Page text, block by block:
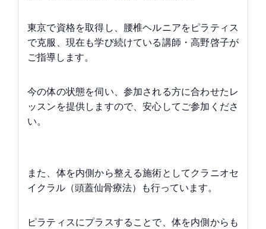
東京で資格を取得し、腰椎ヘルニアをピラティス
で克服、現在も学び続けている講師・高野啓子が
ご指導します。
今の体の状態を伺い、参加される方に合わせたレ
ッスンを提供しますので、安心してご参加くださ
い。
また、体を内側から整える施術としてクラニオセ
イクラル（頭蓋仙骨療法）も行っています。
ピラティスにプラスすることで、体を内側からも